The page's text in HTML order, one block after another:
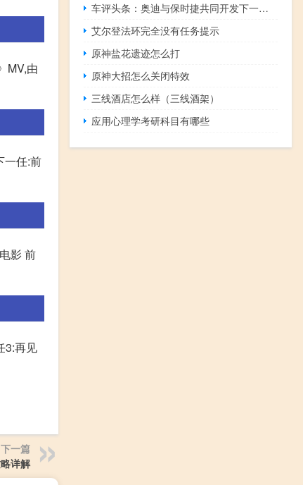
MV,由
一任:前
影 前
3:再见
下一篇
详解
车评头条：奥迪与保时捷共同开发下一代V6V8发动机系列
艾尔登法环完全没有任务提示
原神盐花遗迹怎么打
原神大招怎么关闭特效
三线酒店怎么样（三线酒架）
应用心理学考研科目有哪些